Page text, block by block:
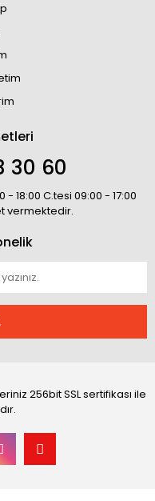
30 60
18:00 C.tesi 09:00 - 17:00
vermektedir.
256bit SSL sertifikası ile